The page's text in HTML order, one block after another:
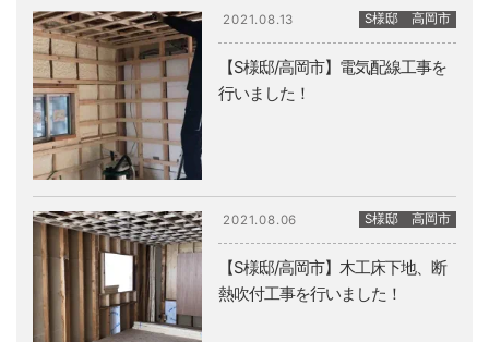
2021.08.13
【S様邸/高岡市】電気配線工事を
行いました！
S様邸 高岡市
2021.08.06
【S様邸/高岡市】木工床下地、断
熱吹付工事を行いました！
S様邸 高岡市